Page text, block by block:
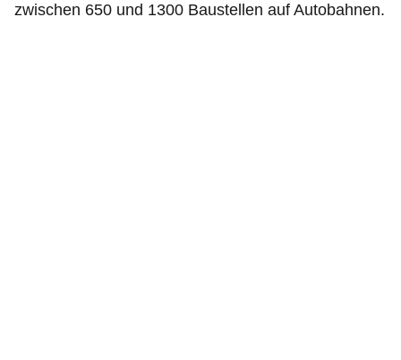
zwischen 650 und 1300 Baustellen auf Autobahnen.